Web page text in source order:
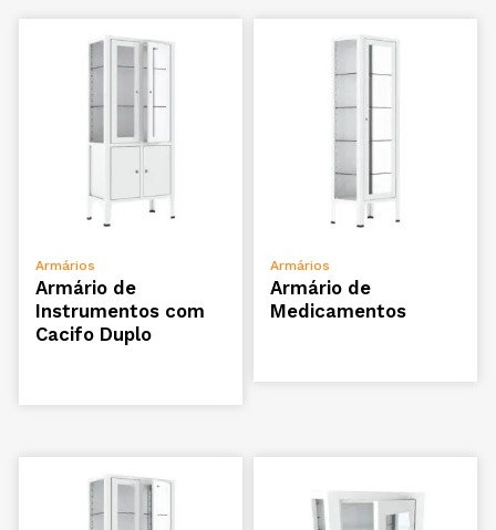
Armários
Armário de
Instrumentos com
Cacifo Duplo
Armários
Armário de
Medicamentos